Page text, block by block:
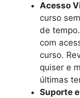
Acesso
curso
de
com
curso.
quiser e
últimas
Suporte